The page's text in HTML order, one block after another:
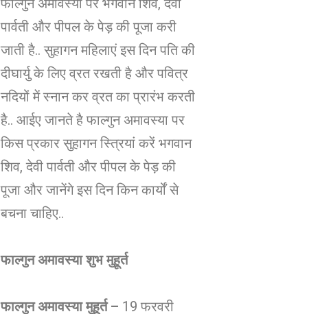
पार्वती और पीपल के पेड़ की पूजा करी
जाती है.. सुहागन महिलाएं इस दिन पति की
दीघार्यु के लिए व्रत रखती है और पवित्र
नदियों में स्नान कर व्रत का प्रारंभ करती
है.. आईए जानते है फाल्गुन अमावस्या पर
किस प्रकार सुहागन स्त्रियां करें भगवान
शिव, देवी पार्वती और पीपल के पेड़ की
पूजा और जानेंगे इस दिन किन कार्यों से
बचना चाहिए..
फाल्गुन अमावस्या शुभ मुहूर्त
फाल्गुन अमावस्या मुहूर्त – 19 फरवरी